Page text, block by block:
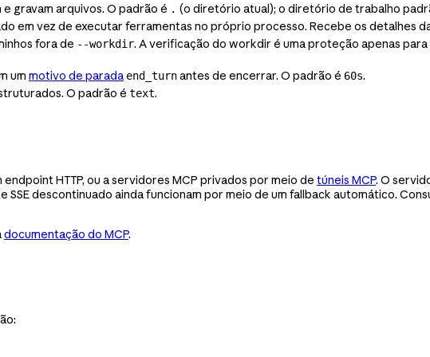
gravam arquivos. O padrão é . (o diretório atual); o diretório de trabalho
em vez de executar ferramentas no próprio processo. Recebe os detalhes
fora de --workdir. A verificação do workdir é uma proteção apenas
um motivo de parada end_turnantes de encerrar. O padrão é 60s.
O padrão é text.
endpoint HTTP, ou a servidores MCP privados por meio de túneis MCP. O
descontinuado ainda funcionam por meio de um fallback automático.
documentação do MCP.